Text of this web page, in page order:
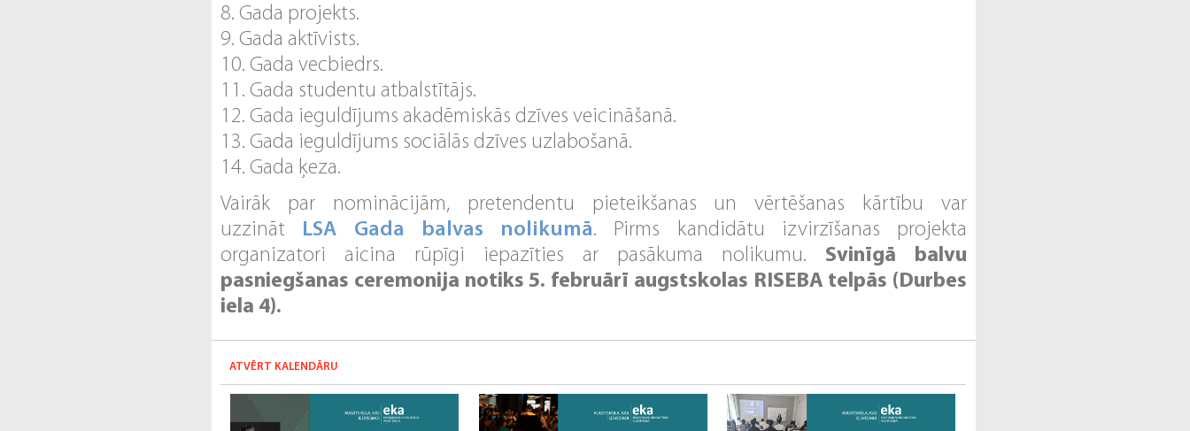
8. Gada projekts.
9. Gada aktīvists.
10. Gada vecbiedrs.
11. Gada studentu atbalstītājs.
12. Gada ieguldījums akadēmiskās dzīves veicināšanā.
13. Gada ieguldījums sociālās dzīves uzlabošanā.
14. Gada ķeza.
Vairāk par nominācijām, pretendentu pieteikšanas un vērtēšanas kārtību var
uzzināt LSA Gada balvas nolikumā. Pirms kandidātu izvirzīšanas projekta
organizatori aicina rūpīgi iepazīties ar pasākuma nolikumu. Svinīgā balvu
pasniegšanas ceremonija notiks 5. februārī augstskolas RISEBA telpās (Durbes
iela 4).
ATVĒRT KALENDĀRU